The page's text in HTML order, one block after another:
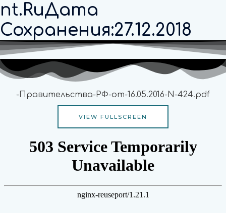
Nt.ruДата
Сохранения:27.12.2018
-Правительства-РФ-от-16.05.2016-N-424.pdf
VIEW FULLSCREEN